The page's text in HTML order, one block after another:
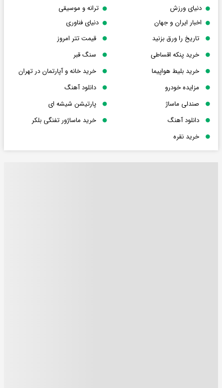
دنیای ورزش
ترانه و موسیقی
اخبار ایران و جهان
دنیای فناوری
تاریخ را ورق بزنید
قیمت تتر امروز
خرید پنکه اقساطی
سنگ قبر
خرید بلیط هواپیما
خرید خانه و آپارتمان در تهران
مزایده خودرو
دانلود آهنگ
صندلی ماساژ
پارتیشن شیشه ای
دانلود آهنگ
خرید ماساژور تفنگی بلکر
خرید نقره